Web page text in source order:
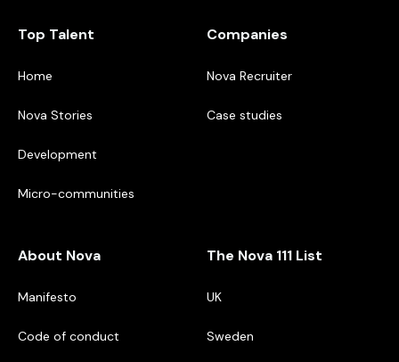
Top Talent
Home
Nova Stories
Development
Micro-communities
Companies
Nova Recruiter
Case studies
About Nova
Manifesto
Code of conduct
The Nova 111 List
UK
Sweden